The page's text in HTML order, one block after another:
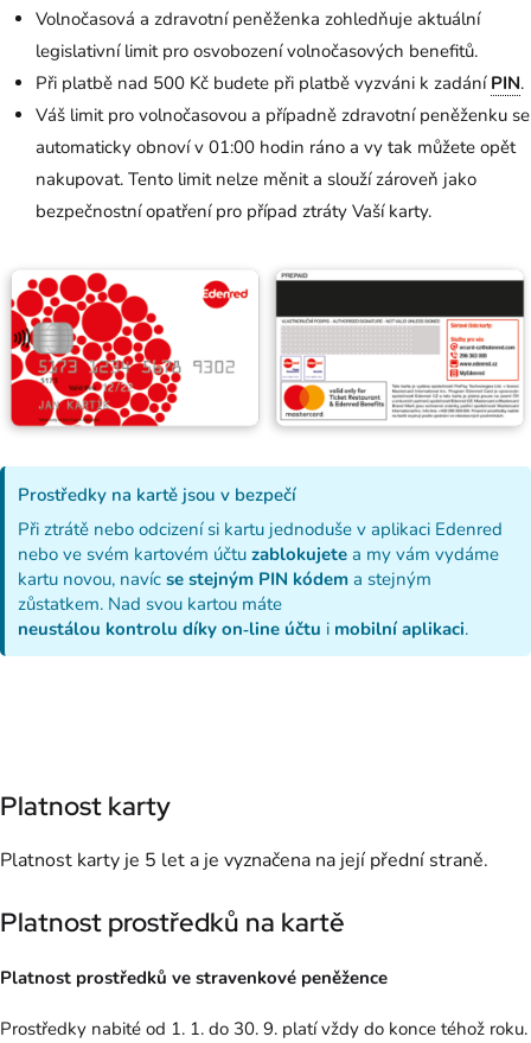
Volnočasová a zdravotní peněženka zohledňuje aktuální
legislativní limit pro osvobození volnočasových benefitů.
Při platbě nad 500 Kč budete při platbě vyzváni k zadání PIN.
Váš limit pro volnočasovou a případně zdravotní peněženku se
automaticky obnoví v 01:00 hodin ráno a vy tak můžete opět
nakupovat. Tento limit nelze měnit a slouží zároveň jako
bezpečnostní opatření pro případ ztráty Vaší karty.
Prostředky na kartě jsou v bezpečí
Při ztrátě nebo odcizení si kartu jednoduše v aplikaci Edenred
nebo ve svém kartovém účtuzablokujetea my vám vydáme
kartu novou, navícse stejným PIN kódem a stejným
zůstatkem. Nad svou kartou máte
neustálou kontroludíkyon­‑line účtu i mobilníaplikaci.
Platnost karty
Platnost karty je 5 let a je vyznačena na její přední straně.
Platnost prostředků na kartě
Platnost prostředků ve stravenkové peněžence
Prostředky nabité od 1. 1. do 30. 9. platí vždy do konce téhož roku.